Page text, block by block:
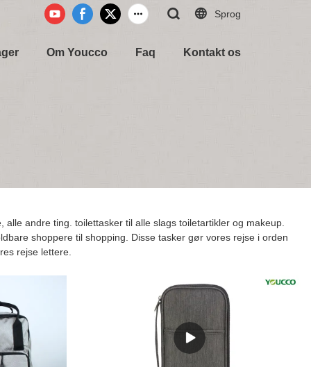
Sprog
Om Youcco Faq Kontakt os
andre ting. toilettasker til alle slags toiletartikler og makeup.
shoppere til shopping. Disse tasker gør vores rejse i orden
rejse lettere.